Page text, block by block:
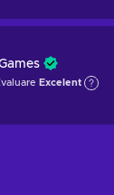
Excelent